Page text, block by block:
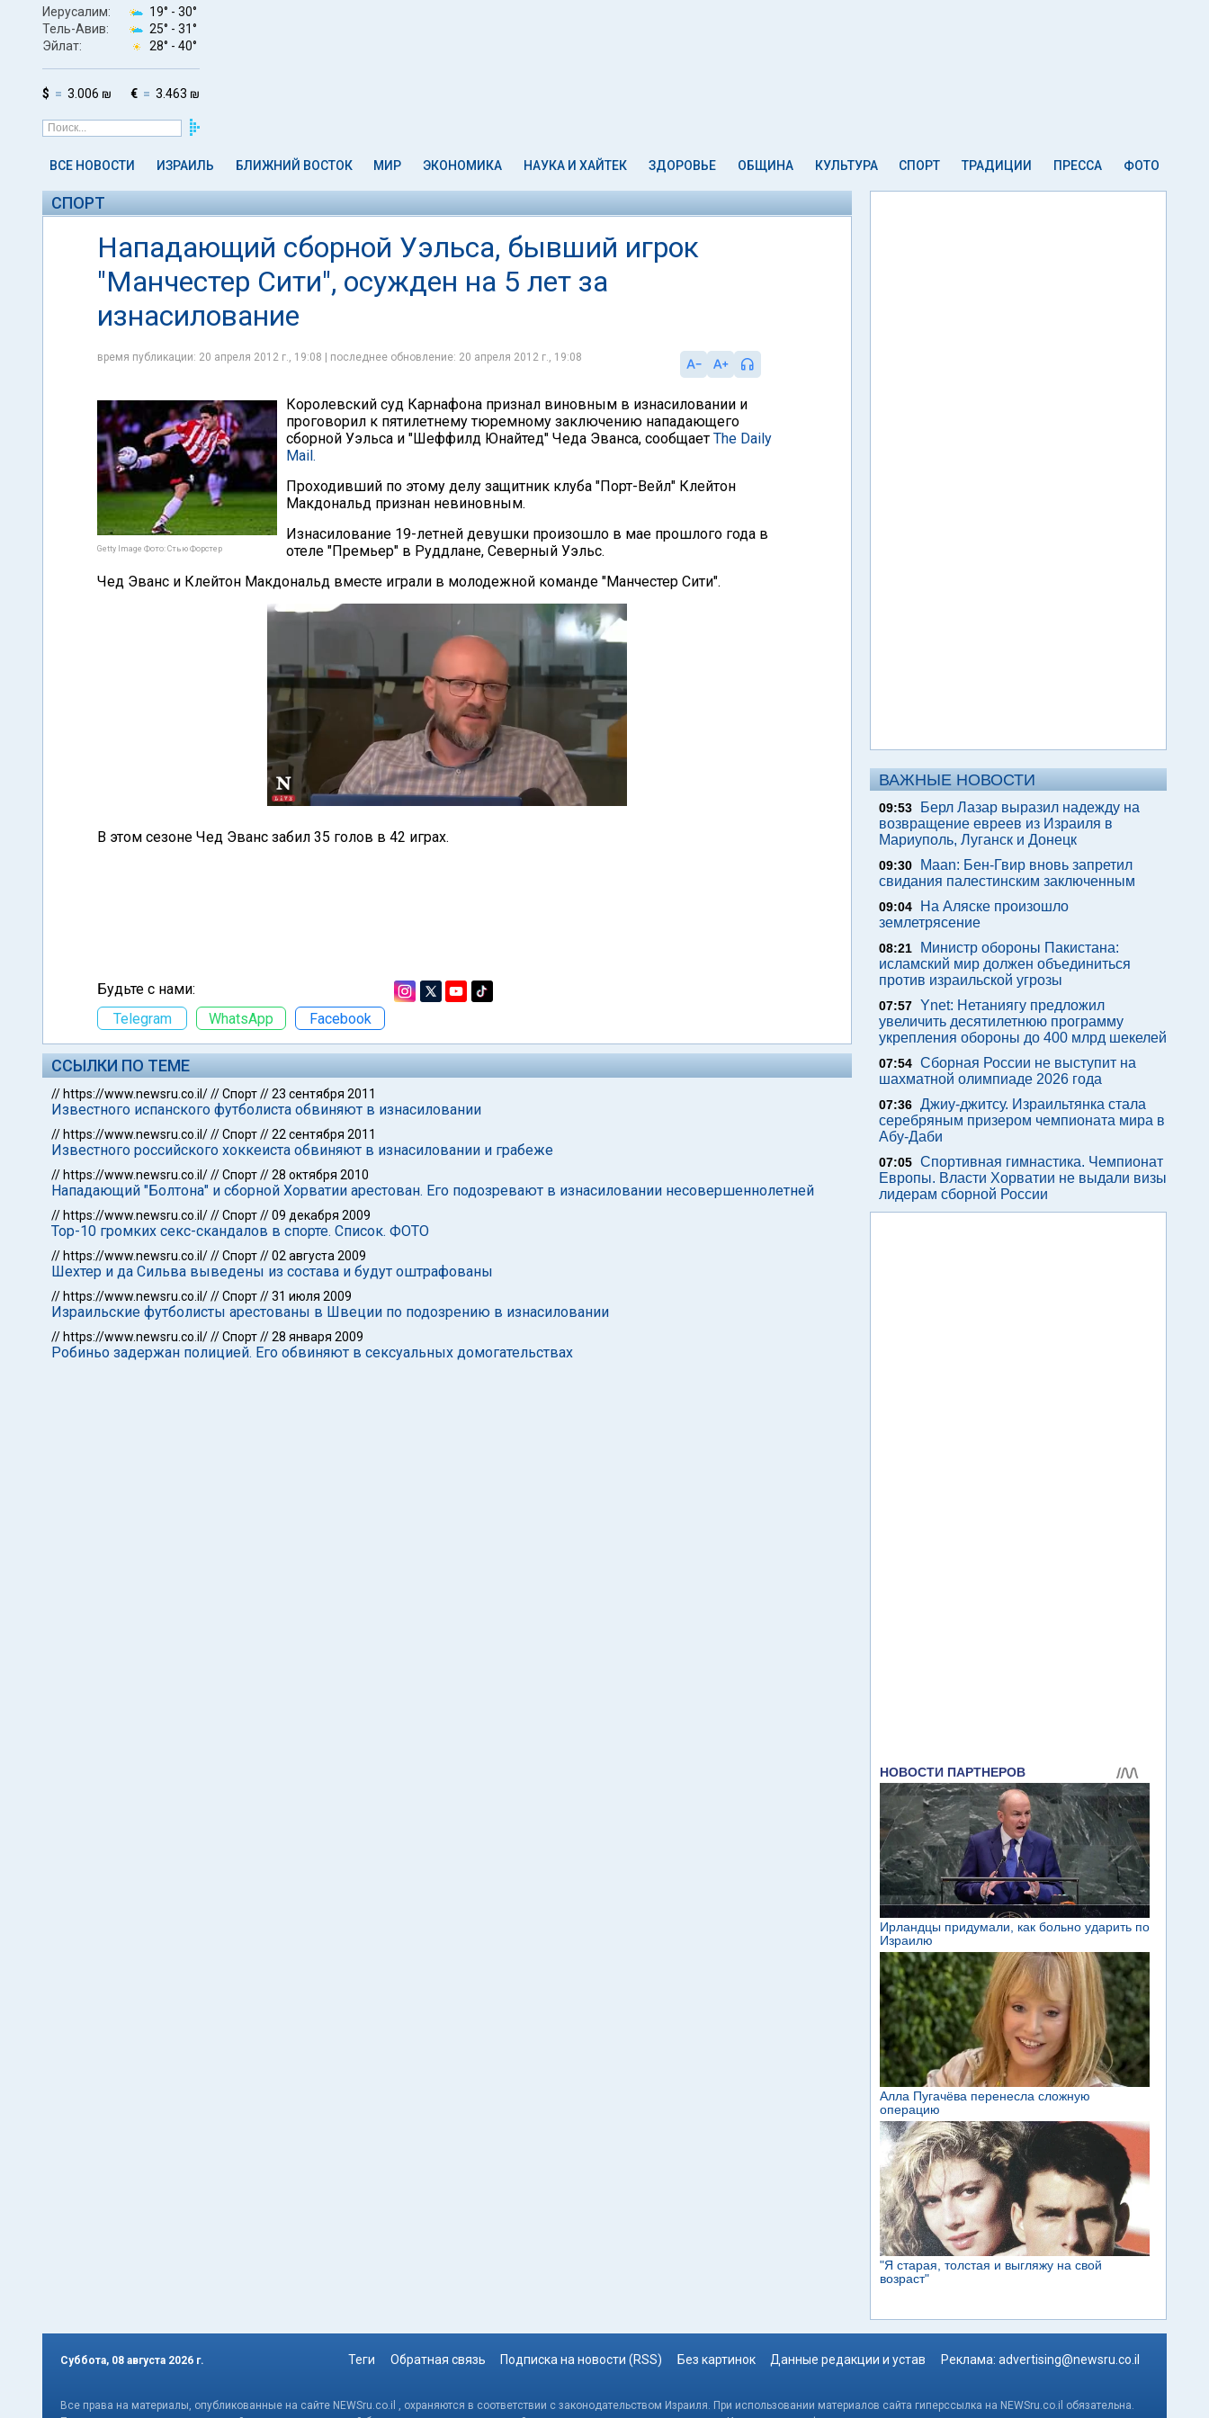
Иерусалим: 19° - 30°
Тель-Авив:
25° - 31°
Эйлат:
28° - 40°
$ 3.006 ₪ € 3.463 ₪
ВСЕ НОВОСТИ ИЗРАИЛЬ БЛИЖНИЙ ВОСТОК МИР ЭКОНОМИКА НАУКА И ХАЙТЕК ЗДОРОВЬЕ ОБЩИНА КУЛЬТУРА СПОРТ ТРАДИЦИИ ПРЕССА ФОТО
СПОРТ
Нападающий сборной Уэльса, бывший игрок
"Манчестер Сити", осужден на 5 лет за
изнасилование
время публикации: 20 апреля 2012 г., 19:08 | последнее обновление: 20 апреля 2012 г., 19:08
Getty Image Фото: Стью Форстер
Королевский суд Карнафона признал виновным в изнасиловании и
проговорил к пятилетнему тюремному заключению нападающего
сборной Уэльса и "Шеффилд Юнайтед" Чеда Эванса, сообщает The Daily
Mail.
Проходивший по этому делу защитник клуба "Порт-Вейл" Клейтон
Макдональд признан невиновным.
Изнасилование 19-летней девушки произошло в мае прошлого года в
отеле "Премьер" в Руддлане, Северный Уэльс.
Чед Эванс и Клейтон Макдональд вместе играли в молодежной команде "Манчестер Сити".
В этом сезоне Чед Эванс забил 35 голов в 42 играх.
Будьте с нами:
Telegram
WhatsApp Facebook
ССЫЛКИ ПО ТЕМЕ
// https://www.newsru.co.il///Спорт//23 сентября 2011
Известного испанского футболиста обвиняют в изнасиловании
// https://www.newsru.co.il///Спорт//22 сентября 2011
Известного российского хоккеиста обвиняют в изнасиловании и грабеже
// https://www.newsru.co.il///Спорт//28 октября 2010
Нападающий "Болтона" и сборной Хорватии арестован. Его подозревают в изнасиловании несовершеннолетней
// https://www.newsru.co.il///Спорт//09 декабря 2009
Тор-10 громких секс-скандалов в спорте. Список. ФОТО
// https://www.newsru.co.il///Спорт//02 августа 2009
Шехтер и да Сильва выведены из состава и будут оштрафованы
// https://www.newsru.co.il///Спорт//31 июля 2009
Израильские футболисты арестованы в Швеции по подозрению в изнасиловании
// https://www.newsru.co.il///Спорт//28 января 2009
Робиньо задержан полицией. Его обвиняют в сексуальных домогательствах
ВАЖНЫЕ НОВОСТИ
09:53
Берл Лазар выразил надежду на
возвращение евреев из Израиля в
Мариуполь, Луганск и Донецк
09:30
Maan: Бен-Гвир вновь запретил
свидания палестинским заключенным
09:04
На Аляске произошло
землетрясение
08:21
Министр обороны Пакистана:
исламский мир должен объединиться
против израильской угрозы
07:57 Ynet: Нетаниягу предложил
увеличить десятилетнюю программу
укрепления обороны до 400 млрд шекелей
07:54 Сборная России не выступит на
шахматной олимпиаде 2026 года
07:36 Джиу-джитсу. Израильтянка стала
серебряным призером чемпионата мира в
Абу-Даби
07:05 Спортивная гимнастика. Чемпионат
Европы. Власти Хорватии не выдали визы
лидерам сборной России
Суббота, 08 августа 2026 г. Теги Обратная связь Подписка на новости (RSS) Без картинок Данные редакции и устав Реклама: advertising@newsru.co.il
Все права на материалы, опубликованные на сайте NEWSru.co.il , охраняются в соответствии с законодательством Израиля. При использовании материалов сайта гиперссылка на NEWSru.co.il обязательна.